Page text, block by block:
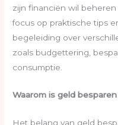
zijn financiën wil
focus op praktische tips
begeleiding over
zoals budgettering,
consumptie.
Waarom is geld
Het belang van geld